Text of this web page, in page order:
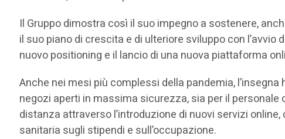
Il Gruppo dimostra così il suo impegno a sostenere,
il suo piano di crescita e di ulteriore sviluppo con
nuovo positioning e il lancio di una nuova piattaforma
Anche nei mesi più complessi della pandemia,
negozi aperti in massima sicurezza, sia per il
distanza attraverso l’introduzione di nuovi servizi
sanitaria sugli stipendi e sull’occupazione.